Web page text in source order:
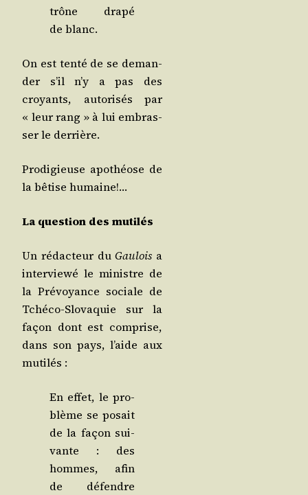
trône dra­pé
de blanc.
On est ten­té de se deman­
der s’il n’y a pas des
croyants, auto­ri­sés par
« leur rang » à lui embras­
ser le derrière.
Pro­di­gieuse apo­théose de
la bêtise humaine!…
La ques­tion des mutilés
Un rédac­teur duGau­lois a
inter­viewé le ministre de
la Pré­voyance sociale de
Tché­co-Slo­va­quie sur la
façon dont est com­prise,
dans son pays, l’aide aux
mutilés :
En effet, le pro­
blème se posait
de la façon sui­
vante : des
hommes, afin
de défendre